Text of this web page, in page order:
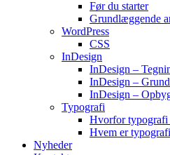
Før du starter
Grundlæggende
WordPress
CSS
InDesign
InDesign –
InDesign –
InDesign –
Typografi
Hvorfor typografi
Hvem er
Nyheder